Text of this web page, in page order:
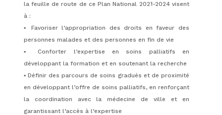
la feuille de route de ce Plan National 2021-2024 visent
à :
▪️ Favoriser l’appropriation des droits en faveur des
personnes malades et des personnes en fin de vie
▪️ Conforter l’expertise en soins palliatifs en
développant la formation et en soutenant la recherche
▪️ Définir des parcours de soins gradués et de proximité
en développant l’offre de soins palliatifs, en renforçant
la coordination avec la médecine de ville et en
garantissant l’accès à l’expertise